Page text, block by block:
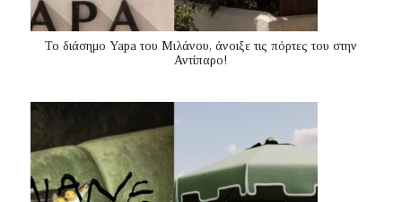
Το διάσημο Yapa του Μιλάνου, άνοιξε τις πόρτες του στην
Αντίπαρο!